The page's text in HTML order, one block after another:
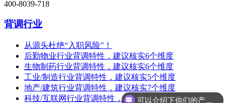
400-8039-718
背调行业
从源头杜绝“入职风险”！
后勤物业行业背调特性，建议核实6个维度
生物制药行业背调特性，建议核实6个维度
工业/制造行业背调特性，建议核实5个维度
地产/建筑行业背调特性，建议核实7个维度
科技/互联网行业背调特性，建议核实6个维度
可以介绍下你们的产品么